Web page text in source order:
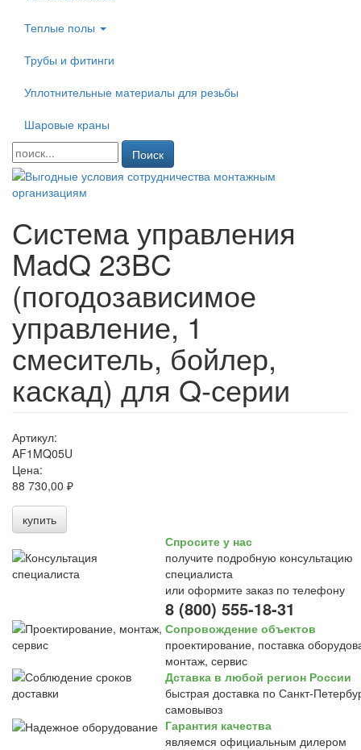
Теплые полы
Трубы и фитинги
Уплотнительные материалы для резьбы
Шаровые краны
Поиск
Система управления
MadQ 23BC
(погодозависимое
управление, 1
смеситель, бойлер,
каскад) для Q-серии
Артикул:
AF1MQ05U
Цена:
88 730,00 ₽
купить
Спросите у нас
получите подробную консультацию
специалиста
или оформите заказ по телефону
8 (800) 555-18-31
Сопровождение объектов
проектирование, поставка
монтаж, сервис
Дставка в любой регион России
быстрая доставка по Санкт-
самовывоз
Гарантия качества
являемся официальным дилером